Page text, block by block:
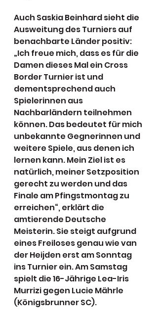
Auch Saskia Beinhard sieht die
Ausweitung des Turniers auf
benachbarte Länder positiv:
„Ich freue mich, dass es für die
Damen dieses Mal ein Cross
Border Turnier ist und
dementsprechend auch
Spielerinnen aus
Nachbarländern teilnehmen
können. Das bedeutet für mich
unbekannte Gegnerinnen und
weitere Spiele, aus denen ich
lernen kann. Mein Ziel ist es
natürlich, meiner Setzposition
gerecht zu werden und das
Finale am Pfingstmontag zu
erreichen“, erklärt die
amtierende Deutsche
Meisterin. Sie steigt aufgrund
eines Freiloses genau wie van
der Heijden erst am Sonntag
ins Turnier ein. Am Samstag
spielt die 16-Jährige Lea-Iris
Murrizi gegen Lucie Mährle
(Königsbrunner SC).